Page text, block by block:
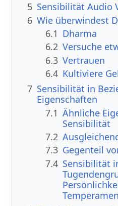
5 Sensibilität Audio
6 Wie überwindest
6.1 Dharma
6.2 Versuche
6.3 Vertrauen
6.4 Kultiviere
7 Sensibilität in
Eigenschaften
7.1 Ähnliche
Sensibilität
7.2
7.3 Gegenteil
7.4 Sensibilität